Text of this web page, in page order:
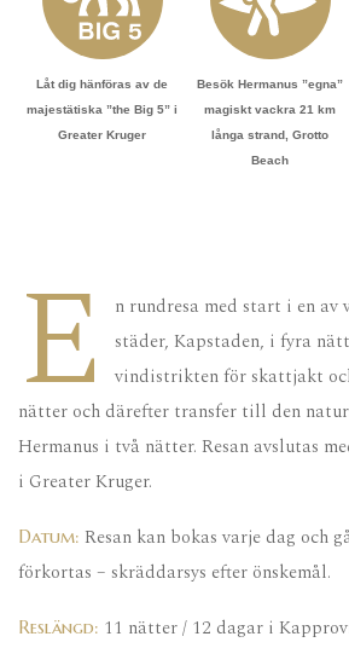
Låt dig hänföras av de
majestätiska ”the Big 5” i
Greater Kruger
Besök Hermanus ”egna”
magiskt vackra 21 km
långa strand, Grotto
Beach
E
n rundresa med start i en av
städer, Kapstaden, i fyra
vindistrikten för skattjakt
nätter och därefter transfer till den
Hermanus i två nätter. Resan avslutas
i Greater Kruger.
Datum: Resan kan bokas varje dag och
förkortas – skräddarsys efter önskemål.
Reslängd: 11 nätter / 12 dagar i